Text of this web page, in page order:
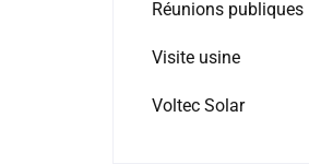
Réunions publiques
Visite usine
Voltec Solar